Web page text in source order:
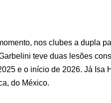
nos clubes a dupla
teve duas lesões
e o início de 2026. Já Isa
do México.